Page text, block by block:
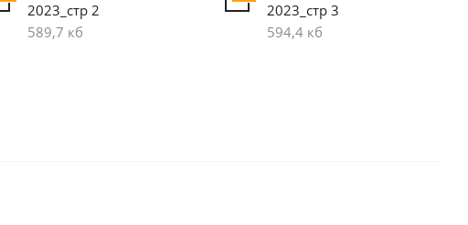
2023_стр 2
589,7 кб
2023_стр 3
594,4 кб